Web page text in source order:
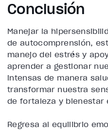
Conclusión
Manejar la
de autocomprensión,
manejo del estrés y
aprender a gestionar
intensas de manera
transformar nuestra
de fortaleza y bienestar
Regresa al equilibrio